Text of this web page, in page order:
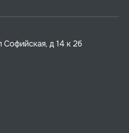
д 14 к 2б